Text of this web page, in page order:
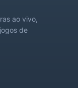
ao vivo,
de